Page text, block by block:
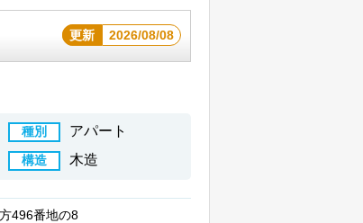
更新 2026/08/08
種別 アパート
構造 木造
496番地の8